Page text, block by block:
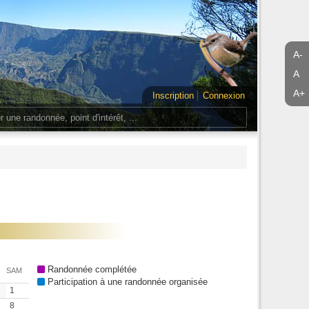
A-
A
A+
Inscription
Connexion
SAM
1
8
Randonnée complétée
Participation à une randonnée organisée